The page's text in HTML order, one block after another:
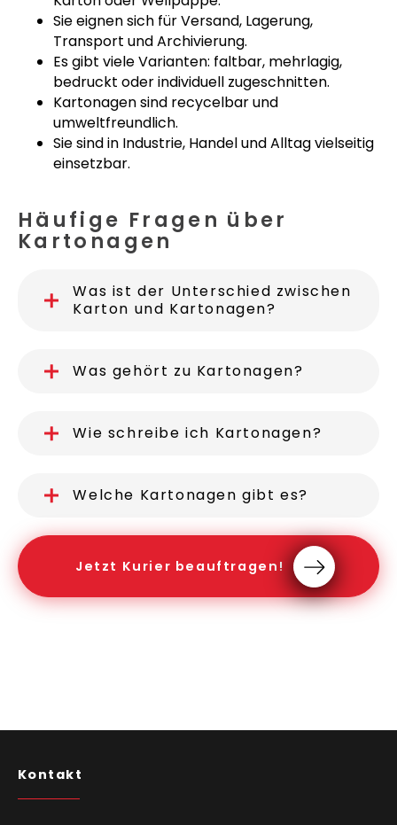
Sie eignen sich für Versand, Lagerung,
Transport und Archivierung.
Es gibt viele Varianten: faltbar, mehrlagig,
bedruckt oder individuell zugeschnitten.
Kartonagen sind recycelbar und
umweltfreundlich.
Sie sind in Industrie, Handel und Alltag vielseitig
einsetzbar.
Häufige Fragen über
Kartonagen
Was ist der Unterschied zwischen
Karton und Kartonagen?
Was gehört zu Kartonagen?
Wie schreibe ich Kartonagen?
Welche Kartonagen gibt es?
Jetzt Kurier beauftragen!
Kontakt